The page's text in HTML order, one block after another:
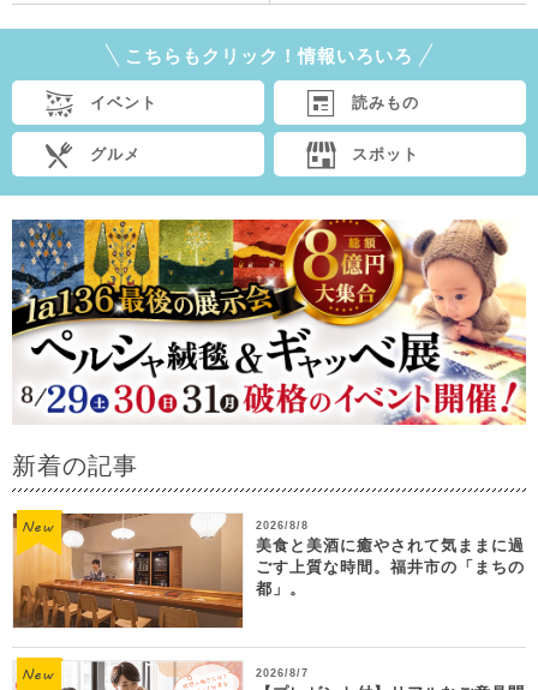
こちらもクリック！情報いろいろ
イベント 読みもの
グルメ スポット
新着の記事
2026/8/8
美食と美酒に癒やされて気ままに過
ごす上質な時間。福井市の「まちの
都」。
2026/8/7